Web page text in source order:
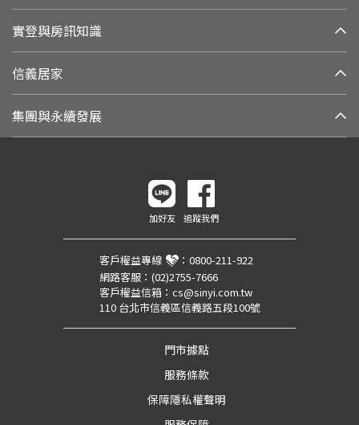
實登與房訊知識
信義居家
集團與永續發展
加好友 追蹤我們
客戶權益專線 ： 0800-211-922
網路客服： (02)2755-7666
客戶權益信箱： cs@sinyi.com.tw
110 台北市信義區信義路五段100號
門市據點
服務條款
保障隱私權聲明